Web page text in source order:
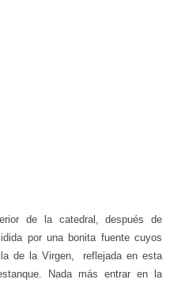
de la catedral, después de
por una bonita fuente cuyos
de la Virgen, reflejada en esta
Nada más entraren la